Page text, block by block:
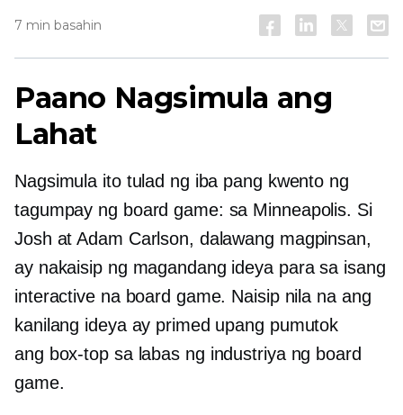
7 min basahin
Paano Nagsimula ang
Lahat
Nagsimula ito tulad ng iba pang kwento ng
tagumpay ng board game: sa Minneapolis. Si
Josh at Adam Carlson, dalawang magpinsan,
ay nakaisip ng magandang ideya para sa isang
interactive na board game. Naisip nila na ang
kanilang ideya ay primed upang pumutok
ang box-topsa labas ng industriya ng board
game.